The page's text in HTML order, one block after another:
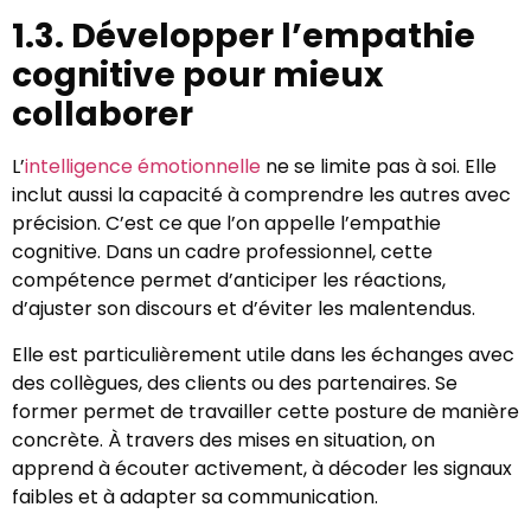
1.3. Développer l’empathie
cognitive pour mieux
collaborer
L’intelligence émotionnelle ne se limite pas à soi. Elle
inclut aussi la capacité à comprendre les autres avec
précision. C’est ce que l’on appelle l’empathie
cognitive. Dans un cadre professionnel, cette
compétence permet d’anticiper les réactions,
d’ajuster son discours et d’éviter les malentendus.
Elle est particulièrement utile dans les échanges avec
des collègues, des clients ou des partenaires. Se
former permet de travailler cette posture de manière
concrète. À travers des mises en situation, on
apprend à écouter activement, à décoder les signaux
faibles et à adapter sa communication.